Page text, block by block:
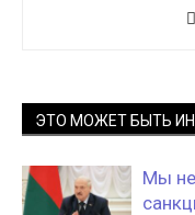
ЭТО МОЖЕТ БЫТЬ
Мы